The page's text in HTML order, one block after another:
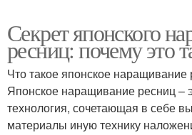
Секрет японского
ресниц: почему это
Что такое японское наращивание
Японское наращивание ресниц –
технология, сочетающая в себе
материалы иную технику